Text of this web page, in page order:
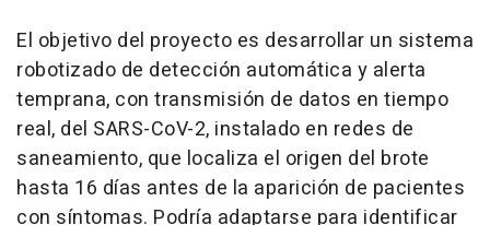
El objetivo del proyecto es desarrollar un sistema
robotizado de detección automática y alerta
temprana, con transmisión de datos en tiempo
real, del SARS-CoV-2, instalado en redes de
saneamiento, que localiza el origen del brote
hasta 16 días antes de la aparición de pacientes
con síntomas. Podría adaptarse para identificar